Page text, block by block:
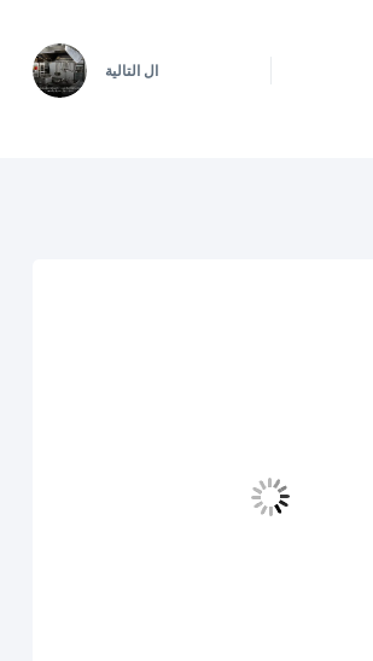
ال التالية